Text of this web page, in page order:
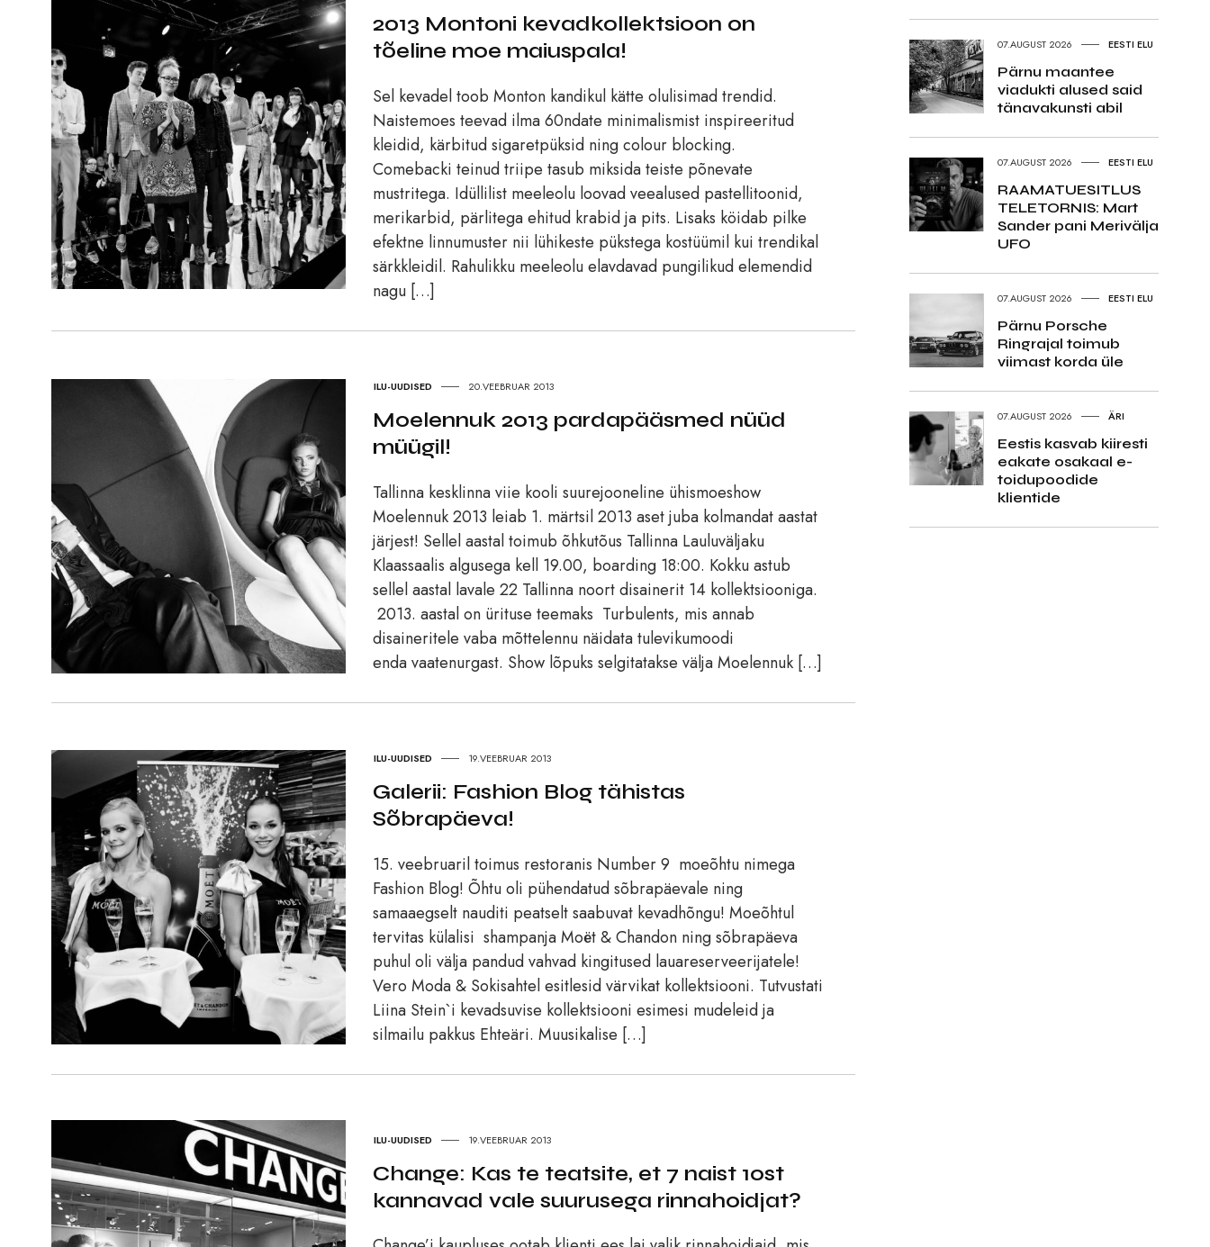
2013 Montoni kevadkollektsioon on
tõeline moe maiuspala!
Sel kevadel toob Monton kandikul kätte olulisimad trendid.
Naistemoes teevad ilma 60ndate minimalismist inspireeritud
kleidid, kärbitud sigaretpüksid ning colour blocking.
Comebacki teinud triipe tasub miksida teiste põnevate
mustritega. Idüllilist meeleolu loovad veealused pastellitoonid,
merikarbid, pärlitega ehitud krabid ja pits. Lisaks köidab pilke
efektne linnumuster nii lühikeste pükstega kostüümil kui trendikal
särkkleidil. Rahulikku meeleolu elavdavad pungilikud elemendid
nagu […]
ILU-UUDISED 20.VEEBRUAR 2013
Moelennuk 2013 pardapääsmed nüüd
müügil!
Tallinna kesklinna viie kooli suurejooneline ühismoeshow
Moelennuk 2013 leiab 1. märtsil 2013 aset juba kolmandat aastat
järjest! Sellel aastal toimub õhkutõus Tallinna Lauluväljaku
Klaassaalis algusega kell 19.00, boarding 18:00. Kokku astub
sellel aastal lavale 22 Tallinna noort disainerit 14 kollektsiooniga.
2013. aastal on ürituse teemaks Turbulents, mis annab
disaineritele vaba mõttelennu näidata tulevikumoodi
enda vaatenurgast. Show lõpuks selgitatakse välja Moelennuk […]
ILU-UUDISED 19.VEEBRUAR 2013
Galerii: Fashion Blog tähistas
Sõbrapäeva!
15. veebruaril toimus restoranis Number 9 moeõhtu nimega
Fashion Blog! Õhtu oli pühendatud sõbrapäevale ning
samaaegselt nauditi peatselt saabuvat kevadhõngu! Moeõhtul
tervitas külalisi shampanja Moët & Chandon ning sõbrapäeva
puhul oli välja pandud vahvad kingitused lauareserveerijatele!
Vero Moda & Sokisahtel esitlesid värvikat kollektsiooni. Tutvustati
Liina Stein`i kevadsuvise kollektsiooni esimesi mudeleid ja
silmailu pakkus Ehteäri. Muusikalise […]
ILU-UUDISED 19.VEEBRUAR 2013
Change: Kas te teatsite, et 7 naist 10st
kannavad vale suurusega rinnahoidjat?
07.AUGUST 2026 EESTI ELU
Pärnu maantee
viadukti alused said
tänavakunsti abil
07.AUGUST 2026 EESTI ELU
RAAMATUESITLUS
TELETORNIS: Mart
Sander pani Merivälja
UFO
07.AUGUST 2026 EESTI ELU
Pärnu Porsche
Ringrajal toimub
viimast korda üle
07.AUGUST 2026 ÄRI
Eestis kasvab kiiresti
eakate osakaal e-
toidupoodide
klientide